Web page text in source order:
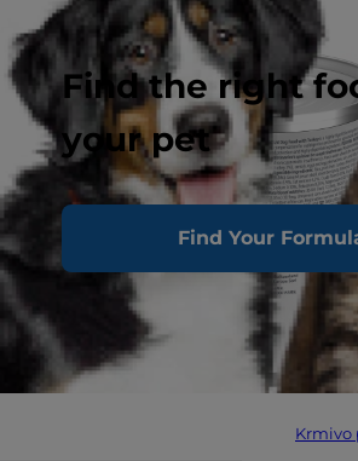
Find the right
your pet
Find Your
Krmivo